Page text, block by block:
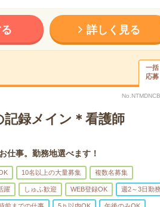
詳しく見る
一括
応募
録メイン＊看護師
仕事。勤務地選べます！
10名以上の大量募集 複数名募集
躍 しゅふ歓迎 WEB登録OK 週2～3日勤